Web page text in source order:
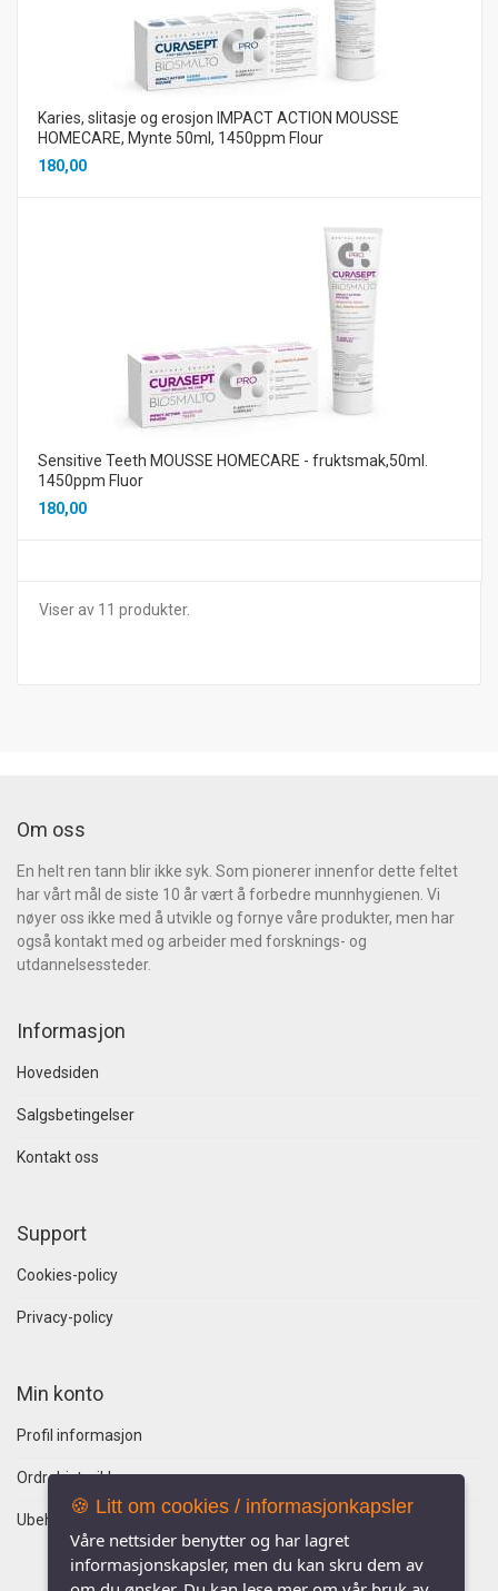
Karies, slitasje og erosjon IMPACT ACTION MOUSSE
HOMECARE, Mynte 50ml, 1450ppm Flour
180,00
Sensitive Teeth MOUSSE HOMECARE - fruktsmak,50ml.
1450ppm Fluor
180,00
Viser av 11 produkter.
Om oss
En helt ren tann blir ikke syk. Som pionerer innenfor dette feltet
har vårt mål de siste 10 år vært å forbedre munnhygienen. Vi
nøyer oss ikke med å utvikle og fornye våre produkter, men har
også kontakt med og arbeider med forsknings- og
utdannelsessteder.
Informasjon
Hovedsiden
Salgsbetingelser
Kontakt oss
Support
Cookies-policy
Privacy-policy
Min konto
Profil informasjon
Ordrehistorikk
Ubehandlede ordre
🍪 Litt om cookies / informasjonkapsler
Våre nettsider benytter og har lagret
informasjonskapsler, men du kan skru dem av